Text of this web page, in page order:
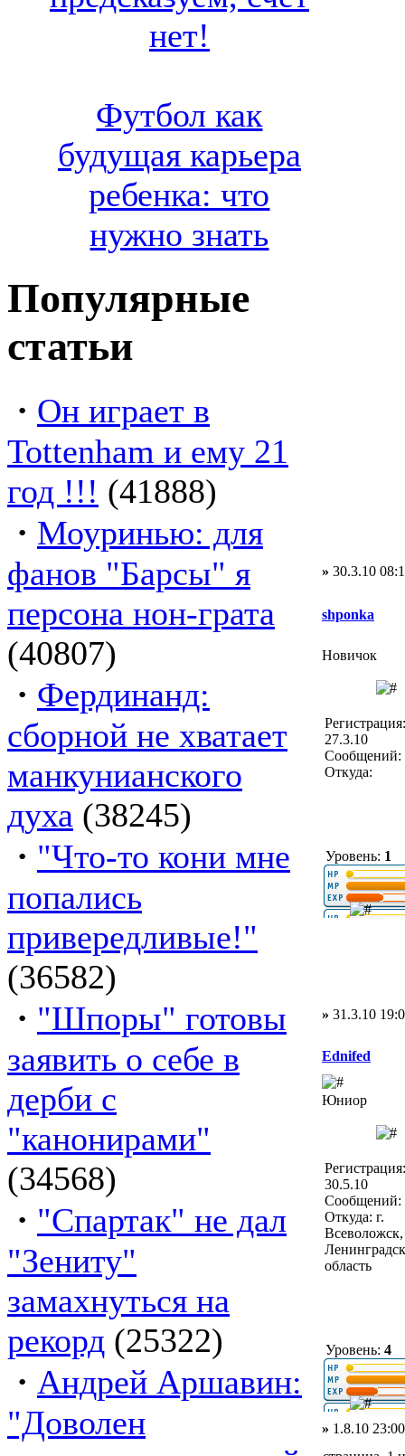
нет!
Футбол как
будущая карьера
ребенка: что
нужно знать
Популярные
статьи
· Он играет в
Tottenham и ему 21
год !!! (41888)
· Моуринью: для
фанов "Барсы" я
персона нон-грата
(40807)
· Фердинанд:
сборной не хватает
манкунианского
духа (38245)
· "Что-то кони мне
попались
привередливые!"
(36582)
· "Шпоры" готовы
заявить о себе в
дерби с
"канонирами"
(34568)
· "Спартак" не дал
"Зениту"
замахнуться на
рекорд (25322)
· Андрей Аршавин:
"Доволен
» 30.3.10
shponka
Новичок
Регистрация:
27.3.10
Сообщений:
Откуда:
Уровень: 1
» 31.3.10
Ednifed
Юниор
Регистрация:
30.5.10
Сообщений:
Откуда: г.
Всеволожск,
область
Уровень: 4
» 1.8.10 23:00